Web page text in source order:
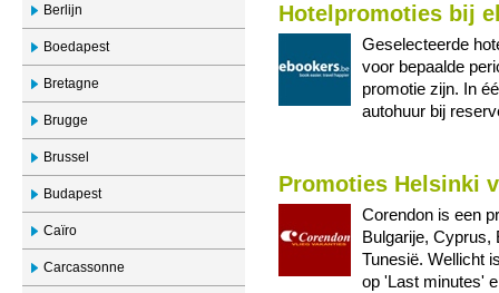
Berlijn
Boedapest
Bretagne
Brugge
Brussel
Budapest
Caïro
Carcassonne
Hotelpromoties bij
Geselecteerde
voor bepaalde
promotie zijn. In
autohuur bij
Promoties Helsinki
Corendon is een
Bulgarije, Cyprus,
Tunesië. Wellicht
op 'Last minutes'